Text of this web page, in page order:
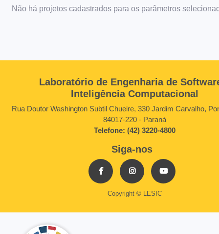
Não há projetos cadastrados para os parâmetros
Laboratório de Engenharia de
Inteligência Computacional
Rua Doutor Washington Subtil Chueire, 330 Jardim Carvalho,
84017-220 - Paraná
Telefone: (42) 3220-4800
Siga-nos
Copyright © LESIC